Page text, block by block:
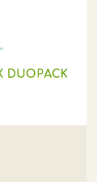
DUOPACK